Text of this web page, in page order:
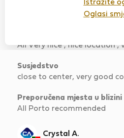
Istražite
Oglasi
VIVA Batalha
Ocijenjeno:
All Very nice , nice location ,
Susjedstvo
close to center, very good
Preporučena mjesta u blizini
All Porto recommended
Crystal A.